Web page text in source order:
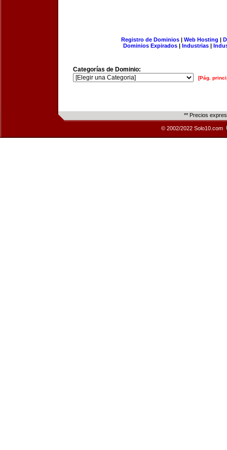
Registro de Dominios| Web Hosting |
Dominios Expirados | Industrias |
Categorías de Dominio:
[Pág.
** Precios
© 2002/2022 Solo10.com